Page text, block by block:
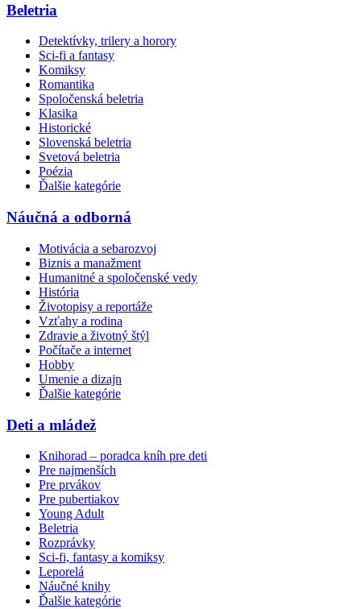
Beletria
Detektívky, trilery a horory
Sci-fi a fantasy
Komiksy
Romantika
Spoločenská beletria
Klasika
Historické
Slovenská beletria
Svetová beletria
Poézia
Ďalšie kategórie
Náučná a odborná
Motivácia a sebarozvoj
Biznis a manažment
Humanitné a spoločenské vedy
História
Životopisy a reportáže
Vzťahy a rodina
Zdravie a životný štýl
Počítače a internet
Hobby
Umenie a dizajn
Ďalšie kategórie
Deti a mládež
Knihorad – poradca kníh pre deti
Pre najmenších
Pre prvákov
Pre pubertiakov
Young Adult
Beletria
Rozprávky
Sci-fi, fantasy a komiksy
Leporelá
Náučné knihy
Ďalšie kategórie